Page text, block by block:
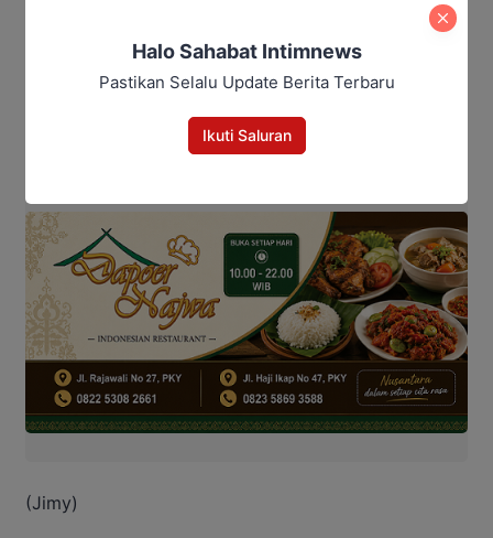
MPLS di Kotim, Polisi Bekali
Bullying hingga Judol
(Jimy)
Halo Sahabat Intimnews
Pastikan Selalu Update Berita Terbaru
Ikuti Saluran